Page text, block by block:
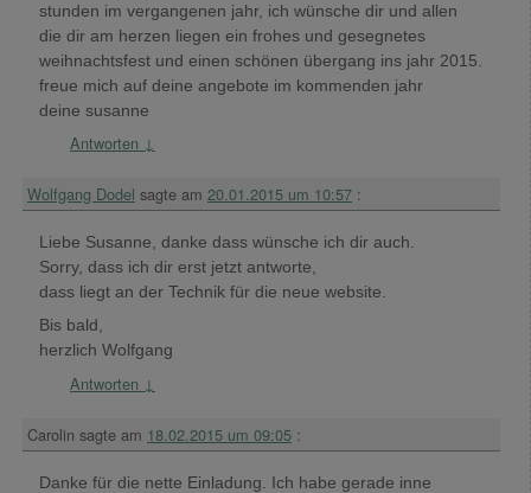
stunden im vergangenen jahr, ich wünsche dir und allen
die dir am herzen liegen ein frohes und gesegnetes
weihnachtsfest und einen schönen übergang ins jahr 2015.
freue mich auf deine angebote im kommenden jahr
deine susanne
Antworten ↓
Wolfgang Dodel sagte am 20.01.2015 um 10:57 :
Liebe Susanne, danke dass wünsche ich dir auch.
Sorry, dass ich dir erst jetzt antworte,
dass liegt an der Technik für die neue website.
Bis bald,
herzlich Wolfgang
Antworten ↓
Carolin sagte am 18.02.2015 um 09:05 :
Danke für die nette Einladung. Ich habe gerade inne